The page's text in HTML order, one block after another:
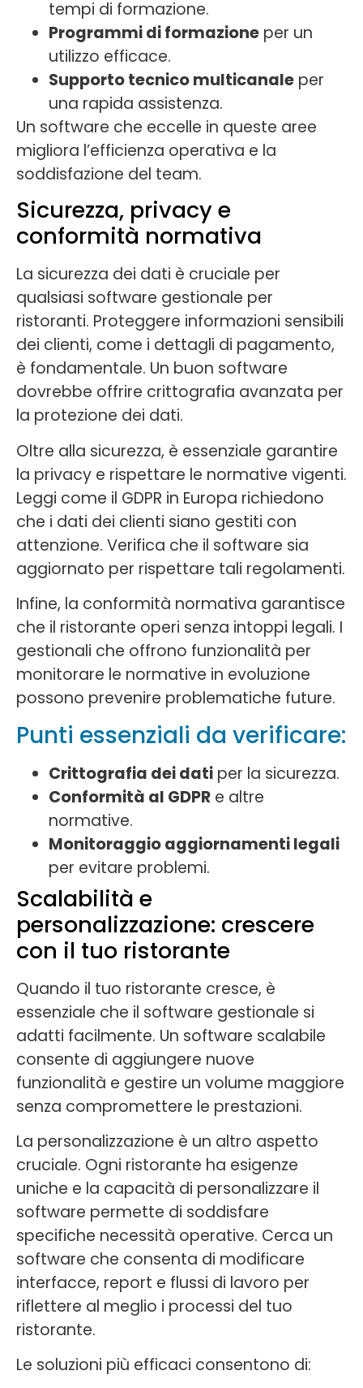
tempi di formazione.
Programmi di formazione per un
utilizzo efficace.
Supporto tecnico multicanale per
una rapida assistenza.
Un software che eccelle in queste aree
migliora l’efficienza operativa e la
soddisfazione del team.
Sicurezza, privacy e
conformità normativa
La sicurezza dei dati è cruciale per
qualsiasi software gestionale per
ristoranti. Proteggere informazioni sensibili
dei clienti, come i dettagli di pagamento,
è fondamentale. Un buon software
dovrebbe offrire crittografia avanzata per
la protezione dei dati.
Oltre alla sicurezza, è essenziale garantire
la privacy e rispettare le normative vigenti.
Leggi come il GDPR in Europa richiedono
che i dati dei clienti siano gestiti con
attenzione. Verifica che il software sia
aggiornato per rispettare tali regolamenti.
Infine, la conformità normativa garantisce
che il ristorante operi senza intoppi legali. I
gestionali che offrono funzionalità per
monitorare le normative in evoluzione
possono prevenire problematiche future.
Punti essenziali da verificare:
Crittografia dei dati per la sicurezza.
Conformità al GDPR e altre
normative.
Monitoraggio aggiornamenti legali
per evitare problemi.
Scalabilità e
personalizzazione: crescere
con il tuo ristorante
Quando il tuo ristorante cresce, è
essenziale che il software gestionale si
adatti facilmente. Un software scalabile
consente di aggiungere nuove
funzionalità e gestire un volume maggiore
senza compromettere le prestazioni.
La personalizzazione è un altro aspetto
cruciale. Ogni ristorante ha esigenze
uniche e la capacità di personalizzare il
software permette di soddisfare
specifiche necessità operative. Cerca un
software che consenta di modificare
interfacce, report e flussi di lavoro per
riflettere al meglio i processi del tuo
ristorante.
Le soluzioni più efficaci consentono di: